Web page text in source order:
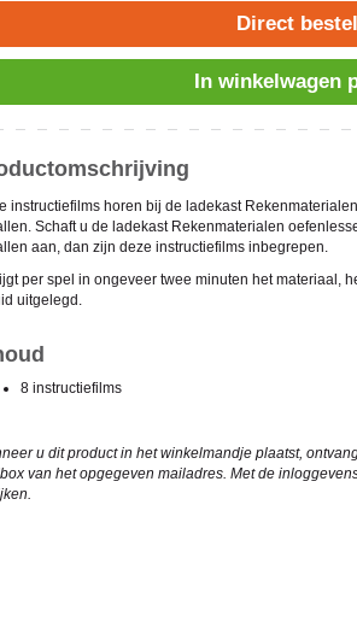
Direct
In winkelwagen
instructiefilms horen bij de ladekast
Schaft u de ladekast Rekenmaterialen
aan, dan zijn deze instructiefilms inbegrepen.
per spel in ongeveer twee minuten het materiaal,
uitgelegd.
8 instructiefilms
u dit product in het winkelmandje plaatst,
van het opgegeven mailadres. Met de